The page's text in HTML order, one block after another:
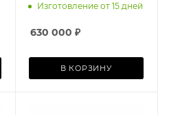
Изготовление от 15 дней
630 000 ₽
В КОРЗИНУ